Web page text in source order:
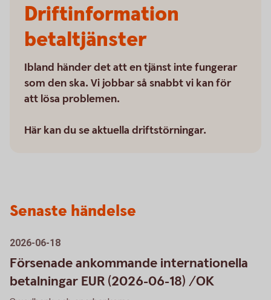
Driftinformation
betaltjänster
Ibland händer det att en tjänst inte fungerar
som den ska. Vi jobbar så snabbt vi kan för
att lösa problemen.
Här kan du se aktuella driftstörningar.
Senaste händelse
2026-06-18
Försenade ankommande internationella
betalningar EUR (2026-06-18) /OK